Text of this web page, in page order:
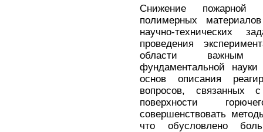
Снижение пожарной
полимерных
научно-технических
проведения
области важным
фундаментальной науки
основ описания
вопросов, связанных
поверхности
совершенствовать
что обусловлено